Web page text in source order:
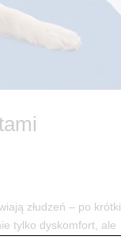
złudzeń – po
tylko dyskomfort, ale